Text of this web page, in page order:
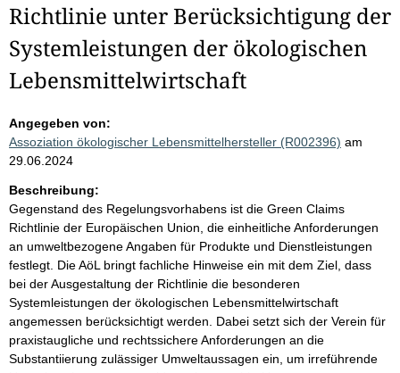
Richtlinie unter Berücksichtigung der
Systemleistungen der ökologischen
Lebensmittelwirtschaft
Angegeben von:
Assoziation ökologischer Lebensmittelhersteller (R002396) am
29.06.2024
Beschreibung:
Gegenstand des Regelungsvorhabens ist die Green Claims
Richtlinie der Europäischen Union, die einheitliche Anforderungen
an umweltbezogene Angaben für Produkte und Dienstleistungen
festlegt. Die AöL bringt fachliche Hinweise ein mit dem Ziel, dass
bei der Ausgestaltung der Richtlinie die besonderen
Systemleistungen der ökologischen Lebensmittelwirtschaft
angemessen berücksichtigt werden. Dabei setzt sich der Verein für
praxistaugliche und rechtssichere Anforderungen an die
Substantiierung zulässiger Umweltaussagen ein, um irreführende